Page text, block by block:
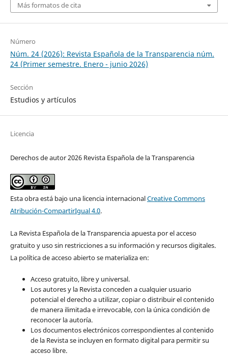
Más formatos de cita
Número
Núm. 24 (2026): Revista Española de la Transparencia núm.
24 (Primer semestre. Enero - junio 2026)
Sección
Estudios y artículos
Licencia
Derechos de autor 2026 Revista Española de la Transparencia
Esta obra está bajo una licencia internacionalCreative Commons
Atribución-CompartirIgual 4.0.
La Revista Española de la Transparencia apuesta por el acceso
gratuito y uso sin restricciones a su información y recursos digitales.
La política de acceso abierto se materializa en:
Acceso gratuito, libre y universal.
Los autores y la Revista conceden a cualquier usuario
potencial el derecho a utilizar, copiar o distribuir el contenido
de manera ilimitada e irrevocable, con la única condición de
reconocer la autoría.
Los documentos electrónicos correspondientes al contenido
de la Revista se incluyen en formato digital para permitir su
acceso libre.